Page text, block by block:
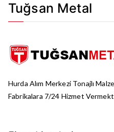
Tuğsan Metal
Hurda Alım Merkezi Tonajlı
Fabrikalara 7/24 Hizmet